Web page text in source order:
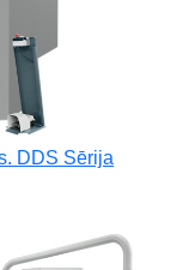
DDS Sērija